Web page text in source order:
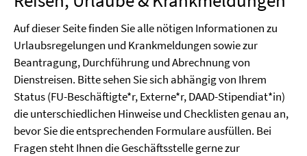
Auf dieser Seite finden Sie alle nötigen Informationen zu
Urlaubsregelungen und Krankmeldungen sowie zur
Beantragung, Durchführung und Abrechnung von
Dienstreisen. Bitte sehen Sie sich abhängig von Ihrem
Status (FU-Beschäftigte*r, Externe*r, DAAD-Stipendiat*in)
die unterschiedlichen Hinweise und Checklisten genau an,
bevor Sie die entsprechenden Formulare ausfüllen. Bei
Fragen steht Ihnen die Geschäftsstelle gerne zur